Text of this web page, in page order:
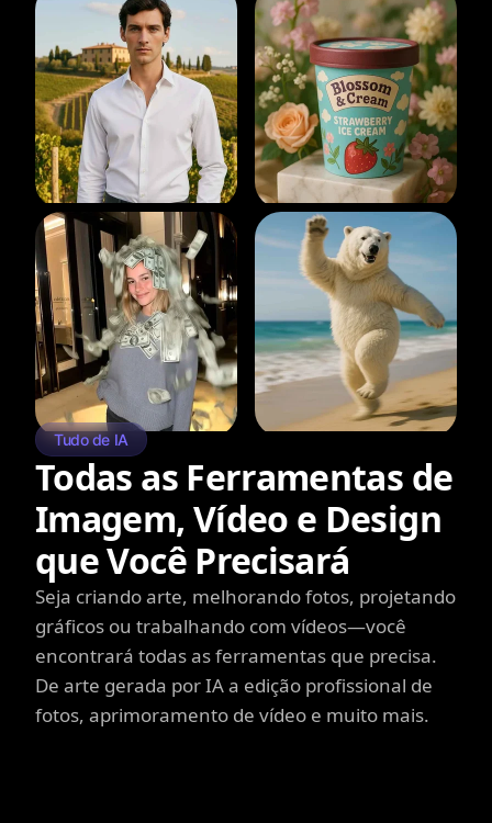
Tudo de IA
Todas as Ferramentas de
Imagem, Vídeo e Design
que Você Precisará
Seja criando arte, melhorando fotos, projetando
gráficos ou trabalhando com vídeos—você
encontrará todas as ferramentas que precisa.
De arte gerada por IA a edição profissional de
fotos, aprimoramento de vídeo e muito mais.